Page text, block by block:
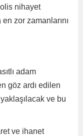
nihayet
zor zamanlarını
adam
göz ardı edilen
ve bu
ve ihanet